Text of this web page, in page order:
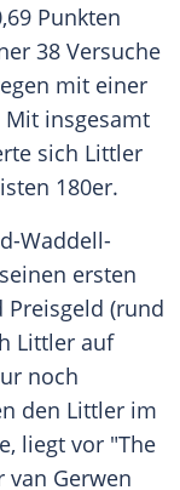
Punkten
38 Versuche
mit einer
Mit insgesamt
sich Littler
180er.
Waddell-
ersten
Preisgeld (rund
Littler auf
noch
den Littler im
liegt vor "The
van Gerwen